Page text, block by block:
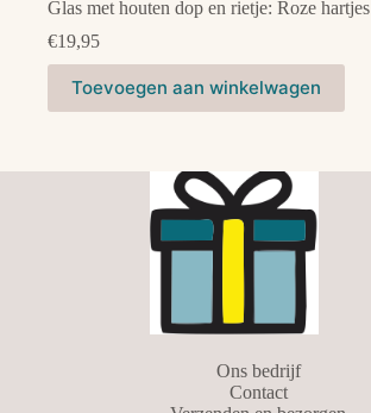
Glas met houten dop en rietje: Roze hartjes
€19,95
Toevoegen aan winkelwagen
Ons bedrijf
Contact